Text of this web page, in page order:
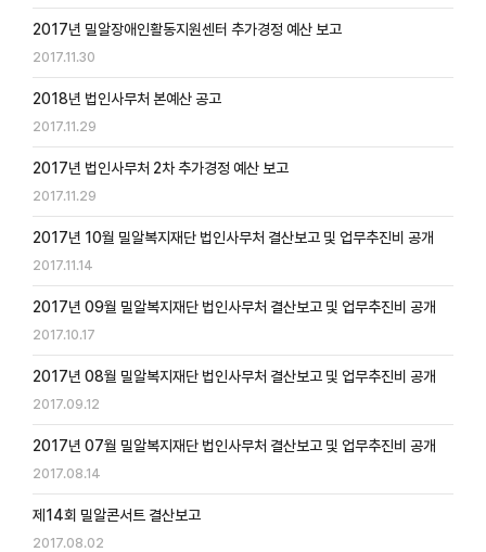
2017년 밀알장애인활동지원센터 추가경정 예산 보고
2017.11.30
2018년 법인사무처 본예산 공고
2017.11.29
2017년 법인사무처 2차 추가경정 예산 보고
2017.11.29
2017년 10월 밀알복지재단 법인사무처 결산보고 및 업무추진비 공개
2017.11.14
2017년 09월 밀알복지재단 법인사무처 결산보고 및 업무추진비 공개
2017.10.17
2017년 08월 밀알복지재단 법인사무처 결산보고 및 업무추진비 공개
2017.09.12
2017년 07월 밀알복지재단 법인사무처 결산보고 및 업무추진비 공개
2017.08.14
제14회 밀알콘서트 결산보고
2017.08.02